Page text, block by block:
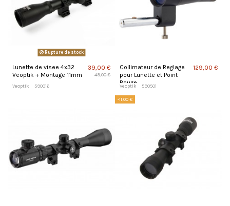
Rupture de stock
Lunette de visee 4x32
Veoptik + Montage 11mm
Veoptik 590016
39,00 €
49,00 €
Collimateur de Reglage
pour Lunette et Point
Rouge
Veoptik 590501
129,00 €
-11,00 €